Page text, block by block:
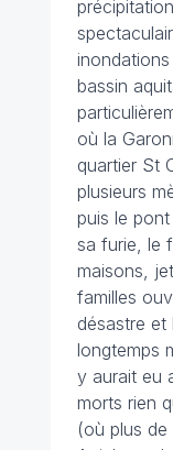
bassin
où la
quartier St
plusieurs
puis le
sa furie, le
maisons,
familles
désastre et
longtemps
y aurait eu
morts rien
(où plus